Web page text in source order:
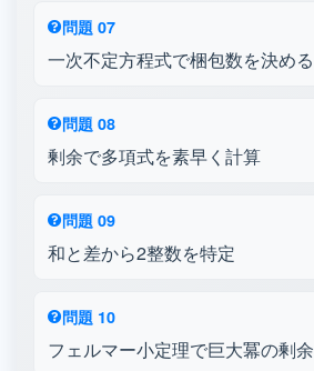
問題 07
一次不定方程式で梱包数を決める
問題 08
剰余で多項式を素早く計算
問題 09
和と差から2整数を特定
問題 10
フェルマー小定理で巨大冪の剰余